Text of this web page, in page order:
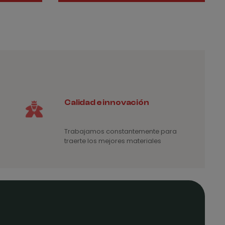
Calidad e innovación
Trabajamos constantemente para
traerte los mejores materiales